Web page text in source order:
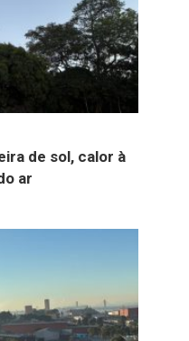
de sol, calor à
ar